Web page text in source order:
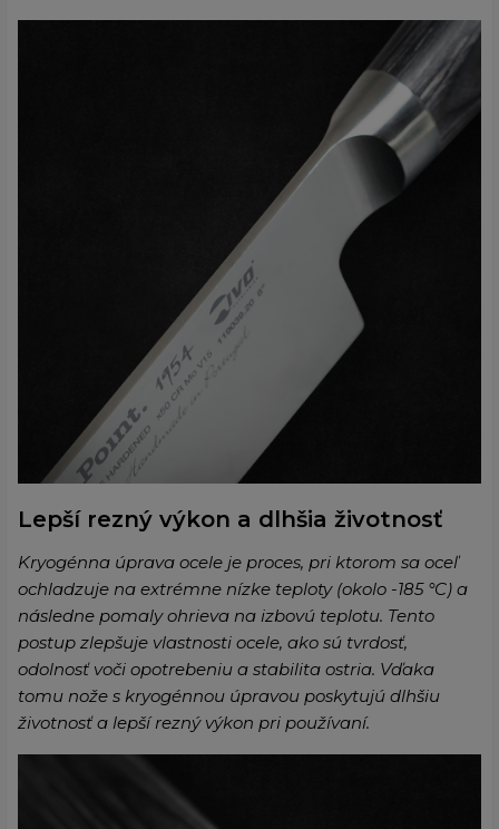
Lepší rezný výkon a dlhšia životnosť
Kryogénna úprava ocele je proces, pri ktorom sa oceľ
ochladzuje na extrémne nízke teploty (okolo -185 °C) a
následne pomaly ohrieva na izbovú teplotu. Tento
postup zlepšuje vlastnosti ocele, ako sú tvrdosť,
odolnosť voči opotrebeniu a stabilita ostria. Vďaka
tomu nože s kryogénnou úpravou poskytujú dlhšiu
životnosť a lepší rezný výkon pri používaní.